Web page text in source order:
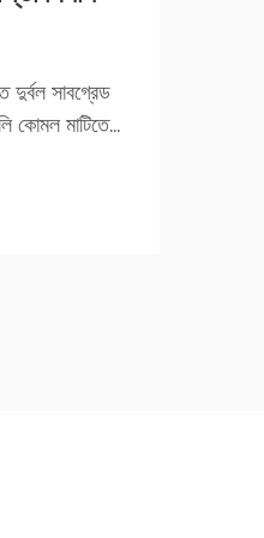
দুর্বল সাবগ্রেড
কোমল মাটিতে
এই রাস্তা